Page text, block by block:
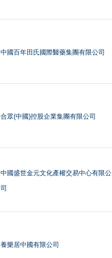
中國百年田氏國際醫藥集團有限公司
合眾(中國)控股企業集團有限公司
中國盛世金元文化產權交易中心有限公
司
養樂居中國有限公司